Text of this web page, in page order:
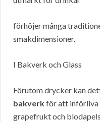
förhöjer många
smakdimensioner.
I Bakverk och Glass
Förutom drycker kan
bakverkför att införliva
grapefrukt och